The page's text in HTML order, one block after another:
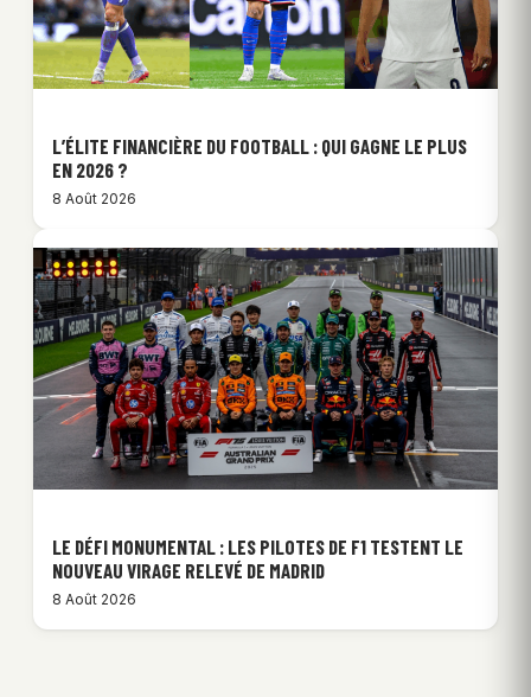
L’ÉLITE FINANCIÈRE DU FOOTBALL : QUI GAGNE LE PLUS
EN 2026 ?
8 Août 2026
LE DÉFI MONUMENTAL : LES PILOTES DE F1 TESTENT LE
NOUVEAU VIRAGE RELEVÉ DE MADRID
8 Août 2026